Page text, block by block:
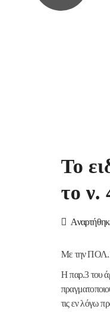
Το
το ν.
Με την
Η παρ.3 του
τις εν λόγω